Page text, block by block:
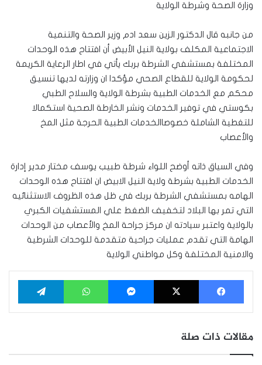
وزارة الصحة وشرطة الولاية
من جانبه قال الدكتور الزين سعد ادم وزير الصحة والتنمية
الاجتماعية المكلف بولاية النيل الأبيض أن افتتاح هذه الوحدات
المختلفة بمستشفي الشرطة بربك يأتي في اطار الرعاية الكريمة
لحكومة الولاية للقطاع الصحي مؤكدا ان وزارته لديها تنسيق
محكم مع الخدمات الطبية بشرطة الولاية والسلاح الطبي
بكوستي في توفير الخدمات ونشر الخارطة الصحية استكمالا
للتغطية الشاملة خصوصاالخدمات الطبية الحرجة مثل المخ
والأعصاب
وفي السياق ذاته أوضح اللواء شرطة طبيب يوسف مختار مدير إدارة
الخدمات الطبية بشرطة ولاية النيل الابيض ان افتتاح هذه الوحدات
الهامه بمستشفي الشرطة بربك في ظل هذه الظروف الاستثنائيه
التي تمر بها البلاد لتخفيف الضغط علي المستشفيات الكبري
بالولاية واعتبر سيادته ان مركز جراحة المخ والأعصاب من الوحدات
الهامة التي تقدم عمليات جراحية متقدمة للوحدات الشرطية
والامنية المختلفة وكل مواطني الولاية
فيسبوك ‫X ماسنجر واتساب
مقالات ذات صلة